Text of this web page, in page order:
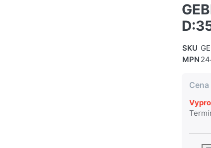
SKU
MPN